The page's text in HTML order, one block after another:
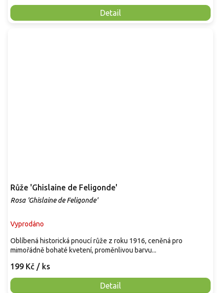
Detail
Růže 'Ghislaine de Feligonde'
Rosa 'Ghislaine de Feligonde'
Vyprodáno
199 Kč / ks
Detail
Oblíbená historická pnoucí růže z roku 1916, ceněná pro
mimořádně bohaté kvetení, proměnlivou barvu...